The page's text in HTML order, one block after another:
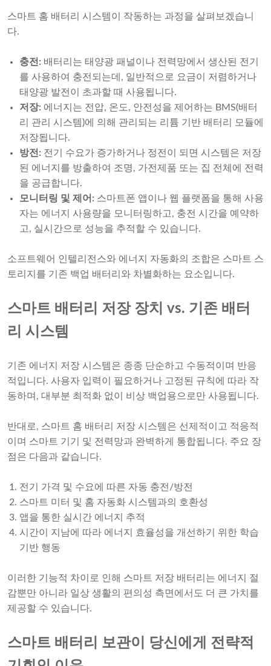
스마트 홈 배터리 시스템이 작동하는 과정을 살펴보겠습니
다.
충전: 배터리는 태양광 패널이나 전력망에서 생산된 전기
를 사용하여 충전되는데, 일반적으로 요금이 저렴하거나
태양광 발전이 초과할 때 사용됩니다.
저장: 에너지는 전압, 온도, 안전성을 제어하는 ​​BMS(배터
리 관리 시스템)에 의해 관리되는 리튬 기반 배터리 모듈에
저장됩니다.
방전: 전기 수요가 증가하거나 정전이 되면 시스템은 저장
된 에너지를 방출하여 조명, 가전제품 또는 집 전체에 전력
을 공급합니다.
모니터링 및 제어: 스마트폰 앱이나 웹 플랫폼을 통해 사용
자는 에너지 사용량을 모니터링하고, 충전 시간을 예약하
고, 실시간으로 성능을 추적할 수 있습니다.
소프트웨어 인텔리전스와 에너지 자동화의 조합은 스마트 스
토리지를 기존 백업 배터리와 차별화하는 요소입니다.
스마트 배터리 저장 장치 vs. 기존 배터
리 시스템
기존 에너지 저장 시스템은 종종 단순하고 수동적이며 반응
적입니다. 사용자 입력이 필요하거나 고정된 규칙에 따라 작
동하며, 대부분 최적화 없이 비상 백업용으로만 사용됩니다.
반대로, 스마트 홈 배터리 저장 시스템은 선제적이고 적응적
이며 스마트 기기 및 전력망과 완벽하게 통합됩니다. 주요 장
점은 다음과 같습니다.
전기 가격 및 수요에 따른 자동 충전/방전
스마트 미터 및 홈 자동화 시스템과의 호환성
앱을 통한 실시간 에너지 추적
시간이 지남에 따라 에너지 효율성을 개선하기 위한 학습
기반 행동
이러한 기능적 차이로 인해 스마트 저장 배터리는 에너지 절
감뿐만 아니라 일상 생활의 편의성 측면에서도 더 큰 가치를
제공할 수 있습니다.
스마트 배터리 보관이 당신에게 전략적